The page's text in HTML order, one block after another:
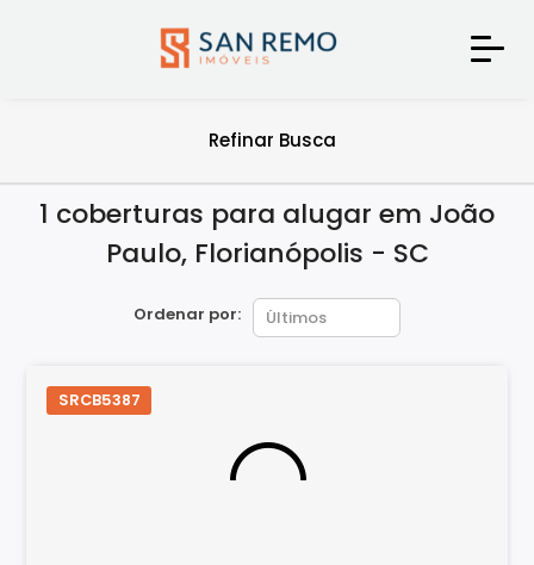
Refinar Busca
1 coberturas para alugar em João
Paulo, Florianópolis - SC
Ordenar por:
SRCB5387